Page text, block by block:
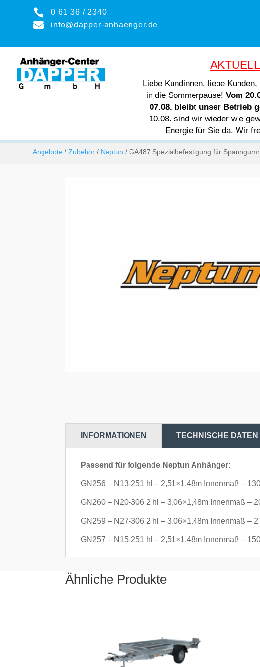
 0 61 36 / 2340
 info@dapper-anhaenger.de
Liebe Kundinnen, liebe
in die Sommerpause!Vom
07.08. bleibt unser Betrieb
10.08. sind wir wieder wie
Energie für Sie da. Wir
Angebote /Zubehör / Neptun / GA487 Spezialbefestigung für
INFORMATIONEN TECHNISCHE DATEN
Passend für folgende Neptun Anhänger:
GN256 – N13-251 hl – 2,51×1,48m Innenmaß –
GN260 – N20-306 2 hl – 3,06×1,48m Innenmaß –
GN259 – N27-306 2 hl – 3,06×1,48m Innenmaß –
GN257 – N15-251 hl – 2,51×1,48m Innenmaß –
Ähnliche Produkte